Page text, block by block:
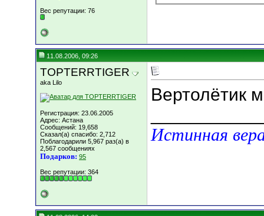
Вес репутации: 76
11.08.2006, 09:26
TOPTERRTIGER
aka Lilo
Регистрация: 23.06.2005
Адрес: Астана
Сообщений: 19,658
Сказал(а) спасибо: 2,712
Поблагодарили 5,967 раз(а) в
2,567 сообщениях
Подарков: 95
Вес репутации: 364
Вертолётик
Истинная